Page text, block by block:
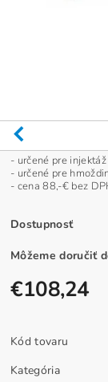
- určené pre
- určené pre
- cena 88,-€ bez
Dostupnosť
Môžeme doručiť
€108,24
Kód tovaru
Kategória